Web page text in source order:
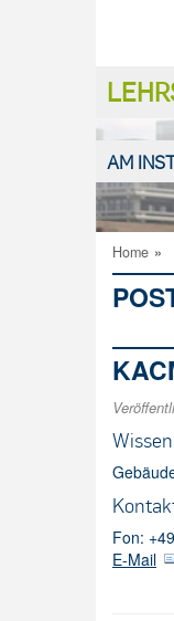
AM
Home »
Fon:
E-Mail